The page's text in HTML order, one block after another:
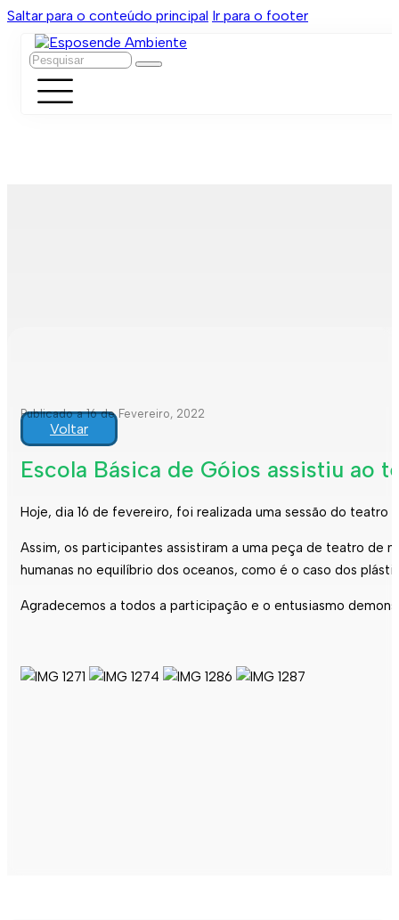
Saltar para o conteúdo principal Ir para o footer
Pesquisar
Publicado a 16 de Fevereiro, 2022
Voltar
Escola Básica de Góios assistiu ao
Hoje, dia 16 de fevereiro, foi realizada uma sessão do teatro
Assim, os participantes assistiram a uma peça de teatro de
humanas no equilíbrio dos oceanos, como é o caso dos
Agradecemos a todos a participação e o entusiasmo